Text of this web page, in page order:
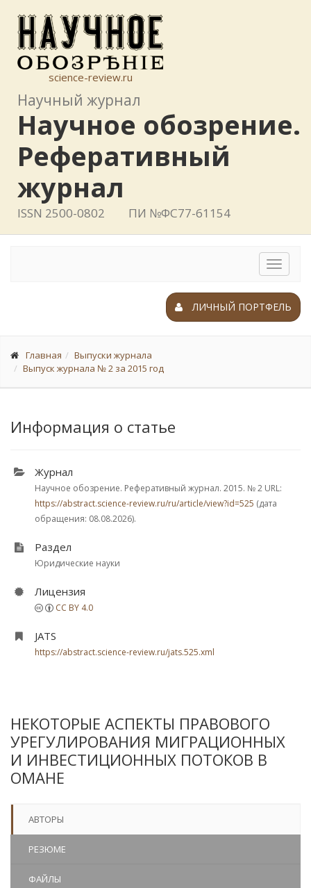
science-review.ru
Научный журнал
Научное обозрение.
Реферативный
журнал
ISSN 2500-0802 ПИ №ФС77-61154
Toggle
ЛИЧНЫЙ ПОРТФЕЛЬ
Главная
Выпуски журнала
Выпуск журнала № 2 за 2015 год
Информация о статье
Журнал
Научное обозрение. Реферативный журнал. 2015. № 2 URL:
https://abstract.science-review.ru/ru/article/view?id=525 (дата
обращения: 08.08.2026).
Раздел
Юридические науки
Лицензия
CC BY 4.0
JATS
https://abstract.science-review.ru/jats.525.xml
НЕКОТОРЫЕ АСПЕКТЫ ПРАВОВОГО
УРЕГУЛИРОВАНИЯ МИГРАЦИОННЫХ
И ИНВЕСТИЦИОННЫХ ПОТОКОВ В
ОМАНЕ
АВТОРЫ
РЕЗЮМЕ
ФАЙЛЫ